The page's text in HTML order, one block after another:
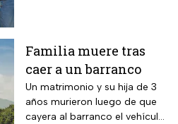
Familia muere tras
caer a un barranco
Un matrimonio y su hija de 3
años murieron luego de que
cayera al barranco el vehículo